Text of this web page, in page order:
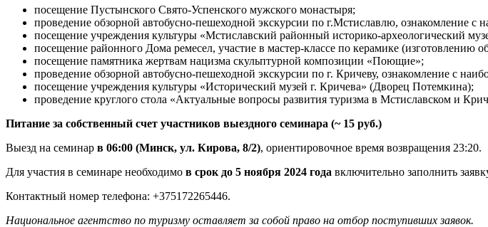
посещение Пустынского Свято-Успенского мужского монастыря;
проведение обзорной автобусно-пешеходной экскурсии по г.Мстиславлю, ознакомление с
посещение учреждения культуры «Мстиславский районный историко-археологический
посещение районного Дома ремесел, участие в мастер-классе по керамике (изготовлению
посещение памятника жертвам нацизма скульптурной композиции «Поющие»;
проведение обзорной автобусно-пешеходной экскурсии по г. Кричеву, ознакомление с
посещение учреждения культуры «Исторический музей г. Кричева» (Дворец Потемкина);
проведение круглого стола «Актуальные вопросы развития туризма в Мстиславском и
Питание за собственный счет участников выездного семинара (~ 15 руб.)
Выезд на семинар в 06:00 (Минск, ул. Кирова, 8/2), ориентировочное время возвращения 23:20.
Для участия в семинаре необходимо в срок до 5 ноября 2024 года включительно заполнить
Контактный номер телефона: +375172265446.
Национальное агентство по туризму оставляет за собой право на отбор поступивших заявок.